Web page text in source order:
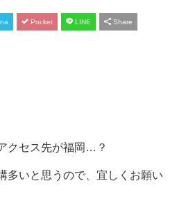
Pocket LINE Share
クセス先が福岡…？
多いと思うので、宜しくお願い